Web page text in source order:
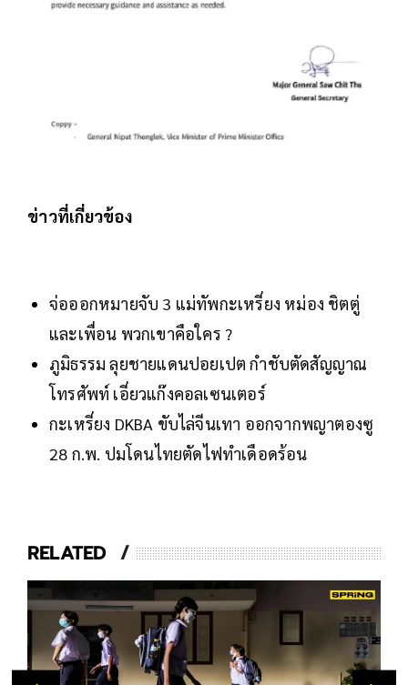
ข่าวที่เกี่ยวข้อง
จ่อออกหมายจับ 3 แม่ทัพกะเหรี่ยง หม่อง ชิตตู่
และเพื่อน พวกเขาคือใคร ?
ภูมิธรรม ลุยชายแดนปอยเปต กำชับตัดสัญญาณ
โทรศัพท์ เอี่ยวแก๊งคอลเซนเตอร์
กะเหรี่ยง DKBA ขับไล่จีนเทา ออกจากพญาตองซู
28 ก.พ. ปมโดนไทยตัดไฟทำเดือดร้อน
RELATED